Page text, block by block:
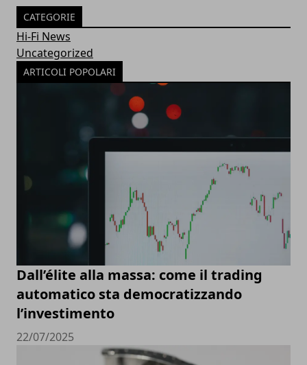
CATEGORIE
Hi-Fi News
Uncategorized
ARTICOLI POPOLARI
Dall’élite alla massa: come il trading
automatico sta democratizzando
l’investimento
22/07/2025